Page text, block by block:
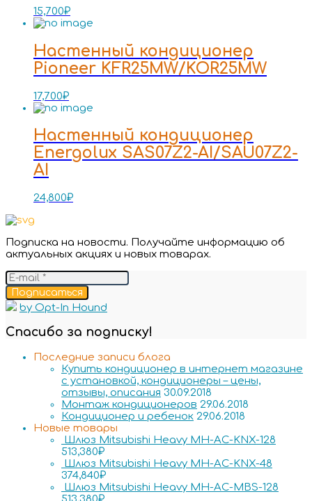
15,700₽
Настенный кондиционер
Pioneer KFR25MW/KOR25MW
17,700₽
Настенный кондиционер
Energolux SAS07Z2-AI/SAU07Z2-
AI
24,800₽
Подписка на новости. Получайте информацию об
актуальных акциях и новых товарах.
Подписаться
by Opt-In Hound
Спасибо за подписку!
Последние записи блога
Купить кондиционер в интернет магазине
с установкой, кондиционеры – цены,
отзывы, описания 30.09.2018
Монтаж кондиционеров 29.06.2018
Кондиционер и ребенок 29.06.2018
Новые товары
Шлюз Mitsubishi Heavy MH-AC-KNX-128
513,380₽
Шлюз Mitsubishi Heavy MH-AC-KNX-48
374,840₽
Шлюз Mitsubishi Heavy MH-AC-MBS-128